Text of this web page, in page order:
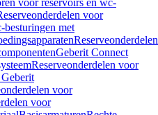
voor reservoirs en wc-
voor
besturingen met
Reserveonderdelen
Geberit Connect
Reserveonderdelen voor
voor
voor